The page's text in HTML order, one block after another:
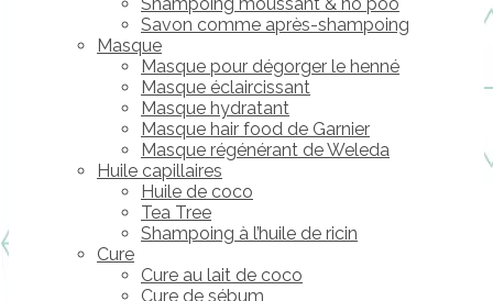
Savon comme après-shampoing
Masque
Masque pour dégorger le henné
Masque éclaircissant
Masque hydratant
Masque hair food de Garnier
Masque régénérant de Weleda
Huile capillaires
Huile de coco
Tea Tree
Shampoing à l’huile de ricin
Cure
Cure au lait de coco
Cure de sébum